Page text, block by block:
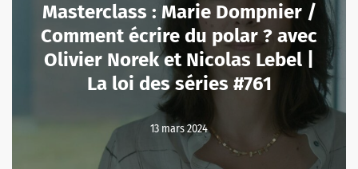
Masterclass : Marie Dompnier /
Comment écrire du polar ? avec
Olivier Norek et Nicolas Lebel |
La loi des séries #761
13 mars 2024